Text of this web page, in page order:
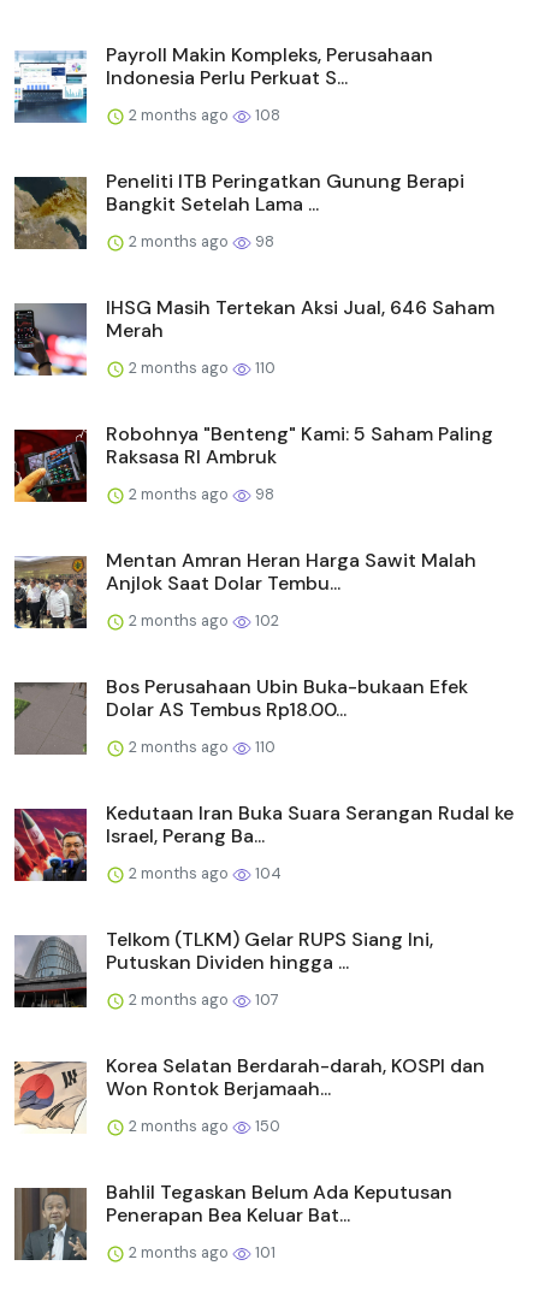
Payroll Makin Kompleks, Perusahaan
Indonesia Perlu Perkuat S...
2 months ago 108
Peneliti ITB Peringatkan Gunung Berapi
Bangkit Setelah Lama ...
2 months ago 98
IHSG Masih Tertekan Aksi Jual, 646 Saham
Merah
2 months ago 110
Robohnya "Benteng" Kami: 5 Saham Paling
Raksasa RI Ambruk
2 months ago 98
Mentan Amran Heran Harga Sawit Malah
Anjlok Saat Dolar Tembu...
2 months ago 102
Bos Perusahaan Ubin Buka-bukaan Efek
Dolar AS Tembus Rp18.00...
2 months ago 110
Kedutaan Iran Buka Suara Serangan Rudal ke
Israel, Perang Ba...
2 months ago 104
Telkom (TLKM) Gelar RUPS Siang Ini,
Putuskan Dividen hingga ...
2 months ago 107
Korea Selatan Berdarah-darah, KOSPI dan
Won Rontok Berjamaah...
2 months ago 150
Bahlil Tegaskan Belum Ada Keputusan
Penerapan Bea Keluar Bat...
2 months ago 101